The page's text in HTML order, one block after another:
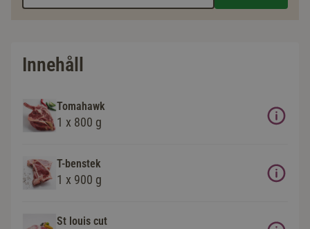
Innehåll
Tomahawk
1 x 800 g
T-benstek
1 x 900 g
St louis cut